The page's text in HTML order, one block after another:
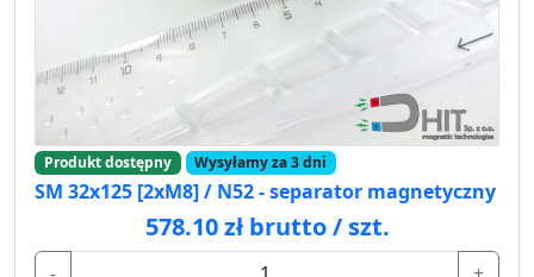
Produkt dostępny Wysyłamy za 3 dni
SM 32x125 [2xM8] / N52 - separator magnetyczny
578.10 zł brutto / szt.